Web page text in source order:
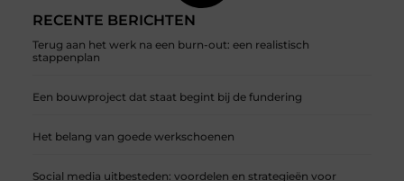
RECENTE BERICHTEN
Terug aan het werk na een burn-out: een realistisch
stappenplan
Een bouwproject dat staat begint bij de fundering
Het belang van goede werkschoenen
Social media uitbesteden: voordelen en strategieën voor